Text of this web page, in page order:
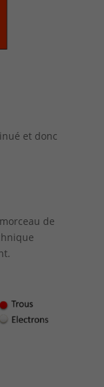
et donc
de